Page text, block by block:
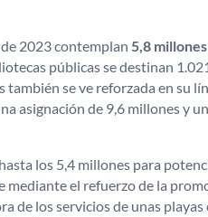
de 2023 contemplan5,8
públicas se destinan
también se ve reforzada en su
asignación de 9,6 millones y un
hasta los 5,4 millones para
el refuerzo de la
de los servicios de unas playas